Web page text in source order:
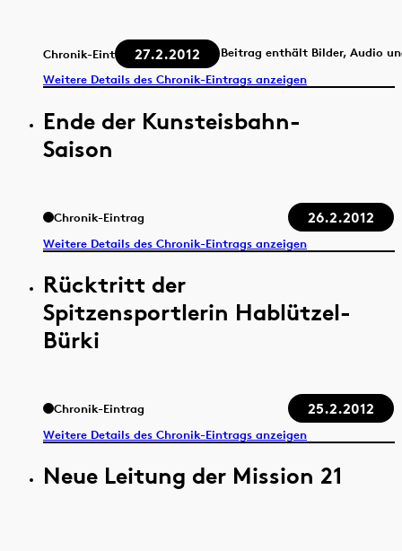
Chronik-Eintrag 27.2.2012
Beitrag enthält Bilder, Audio
Weitere Details des Chronik-Eintrags anzeigen
Ende der Kunsteisbahn-
Saison
Chronik-Eintrag 26.2.2012
Weitere Details des Chronik-Eintrags anzeigen
Rücktritt der
Spitzensportlerin Hablützel-
Bürki
Chronik-Eintrag 25.2.2012
Weitere Details des Chronik-Eintrags anzeigen
Neue Leitung der Mission 21